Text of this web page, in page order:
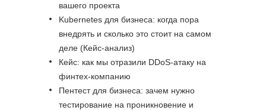
вашего проекта
Kubernetes для бизнеса: когда пора
внедрять и сколько это стоит на самом
деле (Кейс-анализ)
Кейс: как мы отразили DDoS-атаку на
финтех-компанию
Пентест для бизнеса: зачем нужно
тестирование на проникновение и